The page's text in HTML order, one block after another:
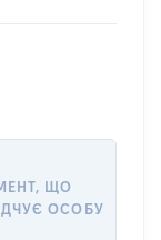
ЩО
ОСОБУ